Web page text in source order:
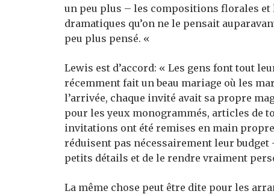
un peu plus – les compositions florales
dramatiques qu’on ne le pensait
peu plus pensé. «
Lewis est d’accord: « Les gens font tout
récemment fait un beau mariage où les
l’arrivée, chaque invité avait sa propre
pour les yeux monogrammés, articles de
invitations ont été remises en main
réduisent pas nécessairement leur
petits détails et de le rendre vraiment
La même chose peut être dite pour les